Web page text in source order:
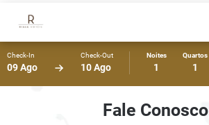
Check-In
09 Ago
Check-Out
10 Ago
Noites
1
Quartos
1
Fale Conosco